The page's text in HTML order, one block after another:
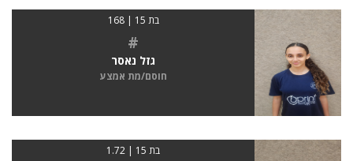
בת 15 | 168
#
גזל נאסר
חוסם/מת אמצע
בת 15 | 1.72